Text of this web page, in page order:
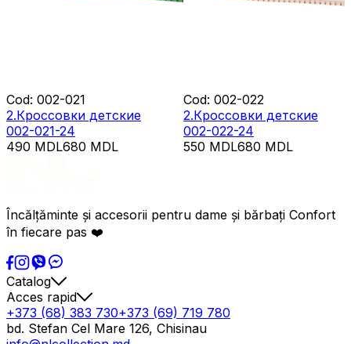
Cod: 002-021
2.Кроссовки детские
002-021-24
490 MDL680 MDL
Cod: 002-022
2.Кроссовки детские
002-022-24
550 MDL680 MDL
Încălțăminte și accesorii pentru dame și bărbați Confort
în fiecare pas ❤️
Catalog
Acces rapid
+373 (68) 383 730+373 (69) 719 780
bd. Stefan Cel Mare 126, Chisinau